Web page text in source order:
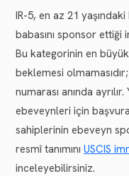
IR-5, en az 21
babasını sponsor
Bu kategorinin en
beklemesi
numarası anında
ebeveynleri için
sahiplerinin ebeveyn
resmî tanımını USCIS
inceleyebilirsiniz.